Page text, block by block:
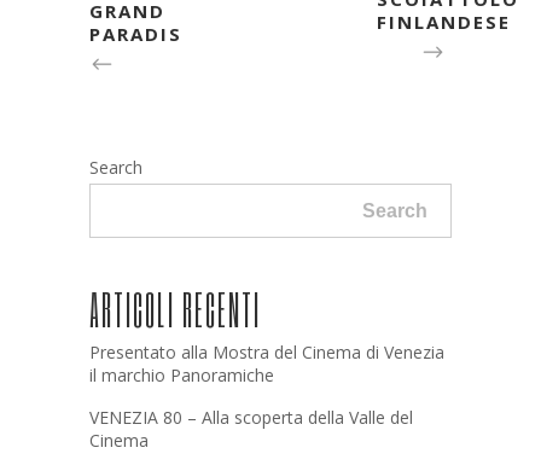
GRAND
PARADIS
FINLANDESE
Search
Search
ARTICOLI RECENTI
Presentato alla Mostra del Cinema di Venezia
il marchio Panoramiche
VENEZIA 80 – Alla scoperta della Valle del
Cinema